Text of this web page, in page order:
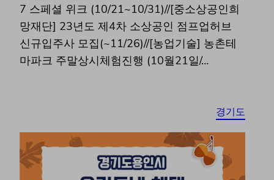
7 스페셜 위크 (10/21~10/31)//[중소상공인희
망재단] 23년도 제4차 소상공인 점프업허브
신규입주사 모집(~11/26)//[농업기술] 농촌테
마파크 주말상시체험진행 (10월21일/…
경기도